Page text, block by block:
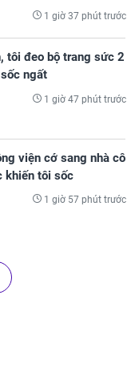
1 giờ 37 phút trước
tôi đeo bộ trang sức 2
ngất
1 giờ 47 phút trước
viện cớ sang nhà cô
khiến tôi sốc
1 giờ 57 phút trước